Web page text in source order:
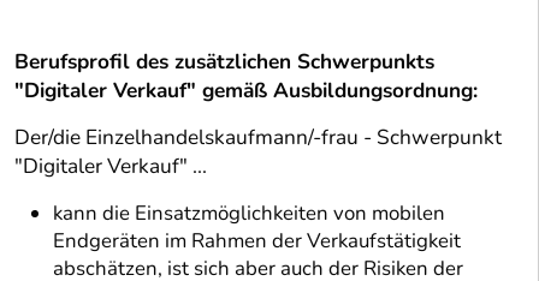
Berufsprofil des zusätzlichen Schwerpunkts
"Digitaler Verkauf" gemäß Ausbildungsordnung:
Der/die Einzelhandelskaufmann/-frau - Schwerpunkt
"Digitaler Verkauf" ...
kann die Einsatzmöglichkeiten von mobilen
Endgeräten im Rahmen der Verkaufstätigkeit
abschätzen, ist sich aber auch der Risiken der